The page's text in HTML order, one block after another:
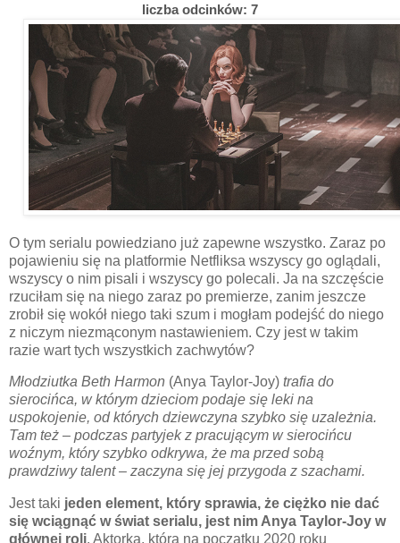
liczba odcinków: 7
O tym serialu powiedziano już zapewne wszystko. Zaraz po
pojawieniu się na platformie Netfliksa wszyscy go oglądali,
wszyscy o nim pisali i wszyscy go polecali. Ja na szczęście
rzuciłam się na niego zaraz po premierze, zanim jeszcze
zrobił się wokół niego taki szum i mogłam podejść do niego
z niczym niezmąconym nastawieniem. Czy jest w takim
razie wart tych wszystkich zachwytów?
Młodziutka Beth Harmon (Anya Taylor-Joy) trafia do
sierocińca, w którym dzieciom podaje się leki na
uspokojenie, od których dziewczyna szybko się uzależnia.
Tam też – podczas partyjek z pracującym w sierocińcu
woźnym, który szybko odkrywa, że ma przed sobą
prawdziwy talent– zaczyna się jej przygoda z szachami.
Jest taki jeden element, który sprawia, że ciężko nie dać
się wciągnąć w świat serialu, jest nim Anya Taylor-Joy w
głównej roli. Aktorka, którą na początku 2020 roku